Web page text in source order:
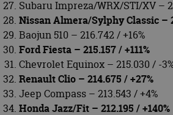
Subaru Impreza/WRX/STI/XV –
Nissan Almera/Sylphy Classic –
Baojun 510 – 216.742 / +16%
Ford Fiesta – 215.157 / +111%
Chevrolet Equinox – 215.030 / -
Renault Clio – 214.675 / +27%
Jeep Compass – 213.543 / +4%
Honda Jazz/Fit – 212.195 / +140%